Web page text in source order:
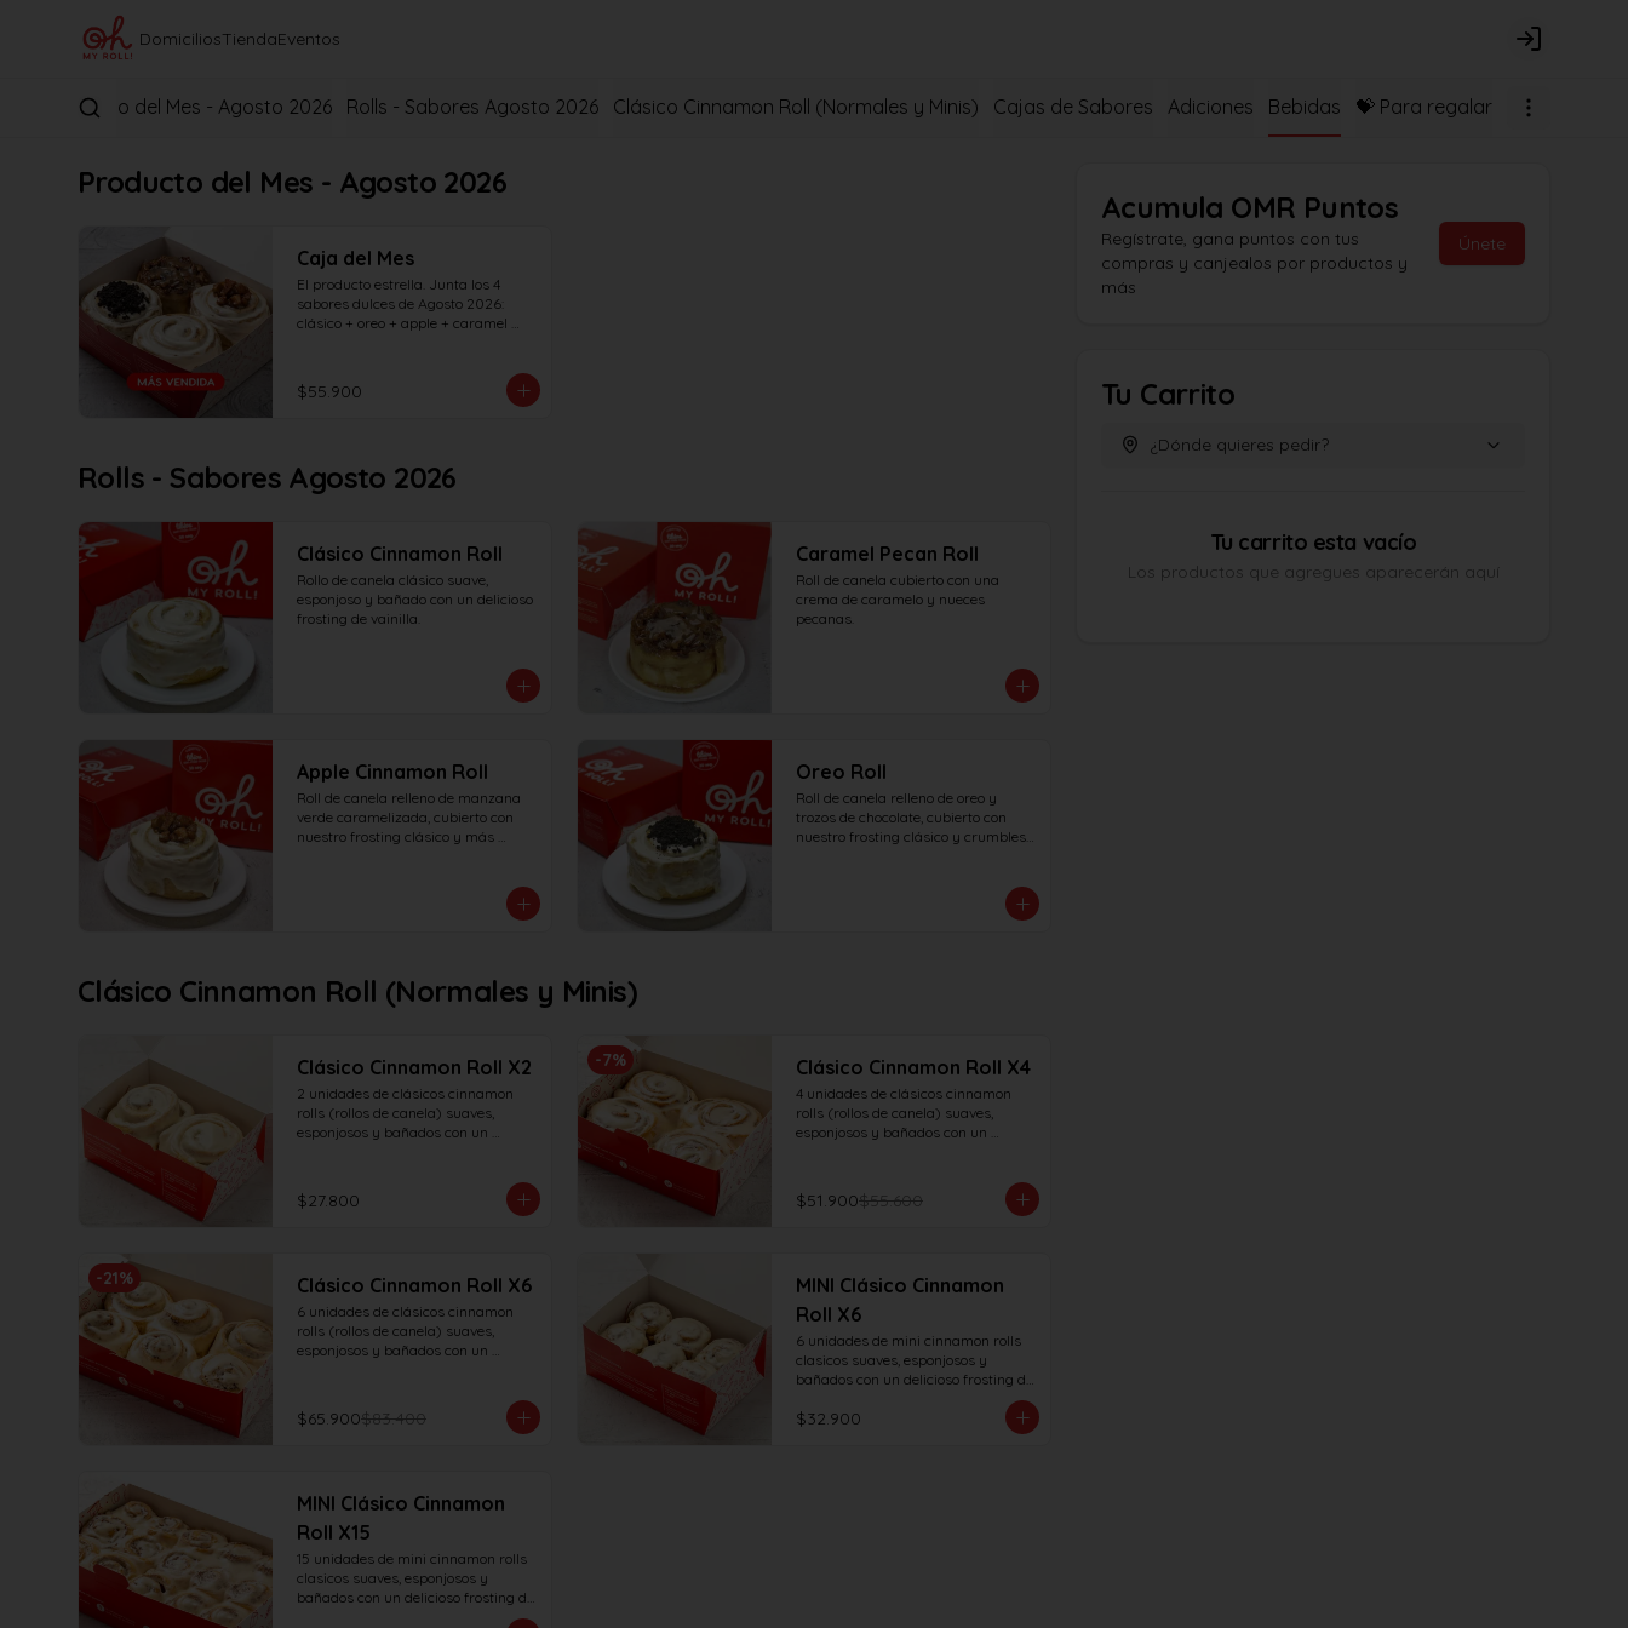
DomiciliosTiendaEventos Login
Producto del Mes - Agosto 2026 Rolls - Sabores Agosto 2026 Clásico Cinnamon Roll (Normales y Minis) Cajas de Sabores Adiciones Bebidas 💝 Para regalar
Producto del Mes - Agosto 2026
Caja del Mes
El producto estrella. Junta los 4
sabores dulces de Agosto 2026:
clásico + oreo + apple + caramel
¡Pruébalos todos antes de que se
vayan!
$55.900
Rolls - Sabores Agosto 2026
Clásico Cinnamon Roll
Rollo de canela clásico suave,
esponjoso y bañado con un delicioso
frosting de vainilla.
Caramel Pecan Roll
Roll de canela cubierto con una
crema de caramelo y nueces
pecanas.
Apple Cinnamon Roll
Roll de canela relleno de manzana
verde caramelizada, cubierto con
nuestro frosting clásico y más
Oreo Roll
Roll de canela relleno de oreo y
trozos de chocolate, cubierto con
nuestro frosting clásico y crumbles
Clásico Cinnamon Roll (Normales y Minis)
Clásico Cinnamon Roll X2
2 unidades de clásicos cinnamon
rolls (rollos de canela) suaves,
esponjosos y bañados con un
$27.800
-7% Clásico Cinnamon Roll X4
4 unidades de clásicos cinnamon
rolls (rollos de canela) suaves,
esponjosos y bañados con un
$51.900$55.600
-21% Clásico Cinnamon Roll X6
6 unidades de clásicos cinnamon
rolls (rollos de canela) suaves,
esponjosos y bañados con un
$65.900$83.400
MINI Clásico Cinnamon
Roll X6
6 unidades de mini cinnamon rolls
clasicos suaves, esponjosos y
bañados con un delicioso frosting de
$32.900
MINI Clásico Cinnamon
Roll X15
15 unidades de mini cinnamon rolls
clasicos suaves, esponjosos y
bañados con un delicioso frosting de
Acumula OMR Puntos
Regístrate, gana puntos con tus
compras y canjealos por productos y
más
Únete
Tu Carrito
¿Dónde quieres pedir?
Tu carrito esta vacío
Los productos que agregues aparecerán aquí